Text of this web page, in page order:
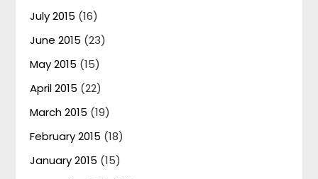
July 2015 (16)
June 2015 (23)
May 2015 (15)
April 2015 (22)
March 2015 (19)
February 2015 (18)
January 2015 (15)